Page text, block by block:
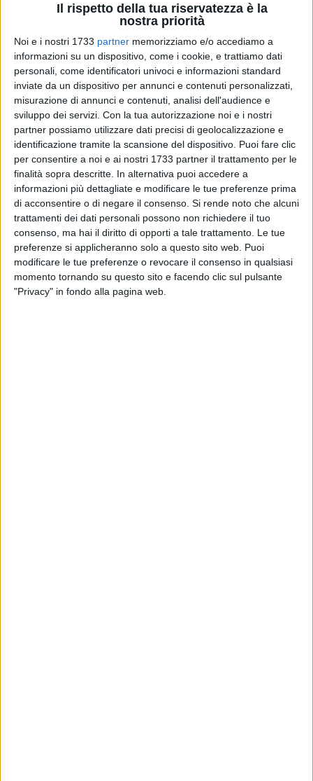
Il rispetto della tua riservatezza è la
nostra priorità
Noi e i nostri 1733 partner memorizziamo e/o accediamo a
informazioni su un dispositivo, come i cookie, e trattiamo dati
personali, come identificatori univoci e informazioni standard
inviate da un dispositivo per annunci e contenuti personalizzati,
misurazione di annunci e contenuti, analisi dell'audience e
sviluppo dei servizi. Con la tua autorizzazione noi e i nostri
partner possiamo utilizzare dati precisi di geolocalizzazione e
identificazione tramite la scansione del dispositivo. Puoi fare clic
per consentire a noi e ai nostri 1733 partner il trattamento per le
finalità sopra descritte. In alternativa puoi accedere a
informazioni più dettagliate e modificare le tue preferenze prima
di acconsentire o di negare il consenso. Si rende noto che alcuni
trattamenti dei dati personali possono non richiedere il tuo
consenso, ma hai il diritto di opporti a tale trattamento. Le tue
preferenze si applicheranno solo a questo sito web. Puoi
modificare le tue preferenze o revocare il consenso in qualsiasi
momento tornando su questo sito e facendo clic sul pulsante
"Privacy" in fondo alla pagina web.
TRANI - 18 FEBBRAIO 2020
L’Italia dei Prestiti online: i dati di una crescita
TRANI - 14 FEBBRAIO 2020
Ad Andria parte la quarta edizione della Fiera
del Gioco “Game”
TRANI - 14 FEBBRAIO 2020
Auto d'epoca in mostra al Gran Shopping
Mongolfiera di Molfetta
TRANI - 11 FEBBRAIO 2020
“Mondo Martini” è un percorso di stile di Puglia
Outlet Village
TRANI - 7 FEBBRAIO 2020
Apre "Molo17": al Gran Shopping Mongolfiera